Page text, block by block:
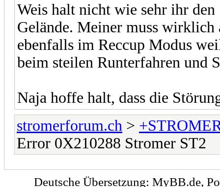
Weis halt nicht wie sehr ihr
Gelände. Meiner muss
ebenfalls im Reccup Modus
beim steilen Runterfahren und
Naja hoffe halt, dass die
stromerforum.ch >
Error 0X210288 Stromer ST2
Deutsche Übersetzung: MyBB.de,